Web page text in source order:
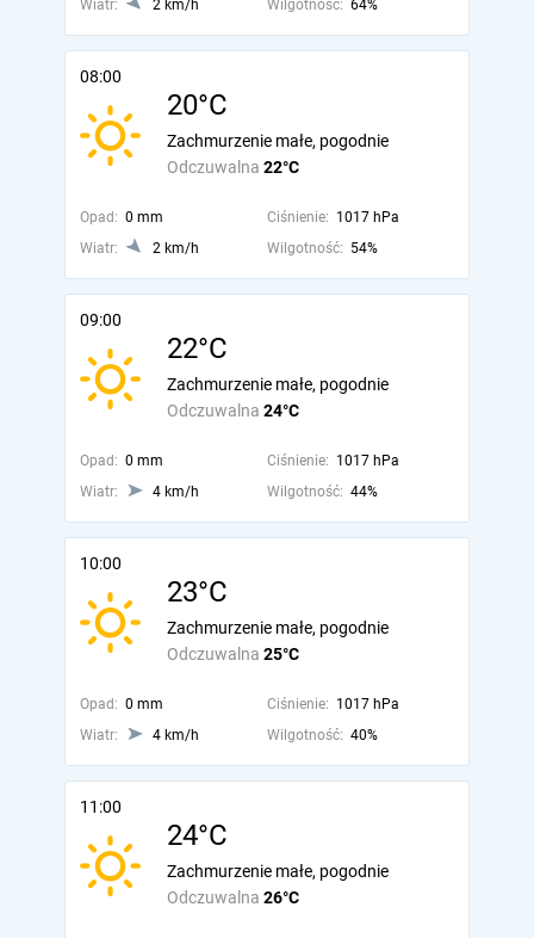
Wiatr: 2 km/h Wilgotność: 64%
08:00
20°C
Odczuwalna 22°C
Zachmurzenie małe, pogodnie
Opad: 0 mm Ciśnienie: 1017 hPa
Wiatr:
2 km/h Wilgotność: 54%
09:00
22°C
Odczuwalna 24°C
Zachmurzenie małe, pogodnie
Opad: 0 mm Ciśnienie: 1017 hPa
Wiatr:
4 km/h Wilgotność: 44%
10:00
23°C
Odczuwalna 25°C
Zachmurzenie małe, pogodnie
Opad: 0 mm Ciśnienie: 1017 hPa
Wiatr:
4 km/h Wilgotność: 40%
11:00
24°C
Odczuwalna 26°C
Zachmurzenie małe, pogodnie